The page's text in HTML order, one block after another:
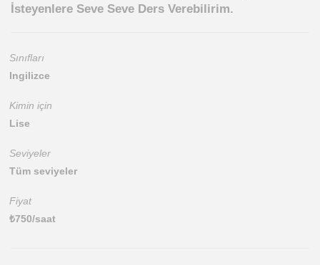
İsteyenlere Seve Seve Ders Verebilirim.
Sınıfları
Ingilizce
Kimin için
Lise
Seviyeler
Tüm seviyeler
Fiyat
₺750/saat